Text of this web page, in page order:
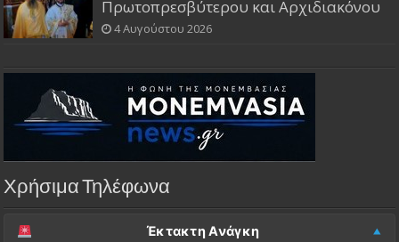
Πρωτοπρεσβύτερου και Αρχιδιακόνου
4 Αυγούστου 2026
Χρήσιμα Τηλέφωνα
Έκτακτη Ανάγκη